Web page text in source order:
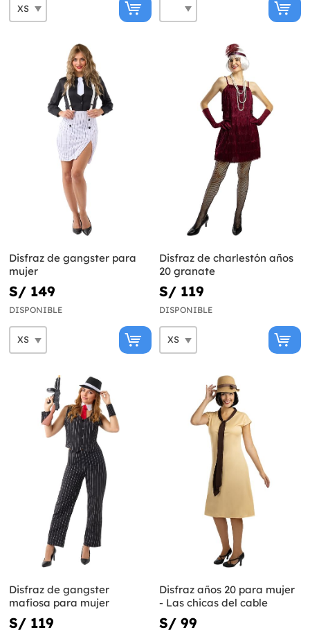
Disfraz de gangster para
mujer
S/ 149
DISPONIBLE
Disfraz de charlestón años
20 granate
S/ 119
DISPONIBLE
Disfraz de gangster
mafiosa para mujer
S/ 119
Disfraz años 20 para mujer
- Las chicas del cable
S/ 99